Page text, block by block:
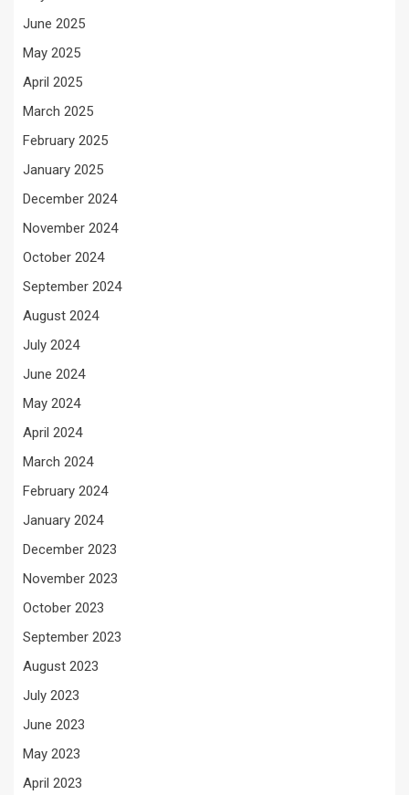
June 2025
May 2025
April 2025
March 2025
February 2025
January 2025
December 2024
November 2024
October 2024
September 2024
August 2024
July 2024
June 2024
May 2024
April 2024
March 2024
February 2024
January 2024
December 2023
November 2023
October 2023
September 2023
August 2023
July 2023
June 2023
May 2023
April 2023